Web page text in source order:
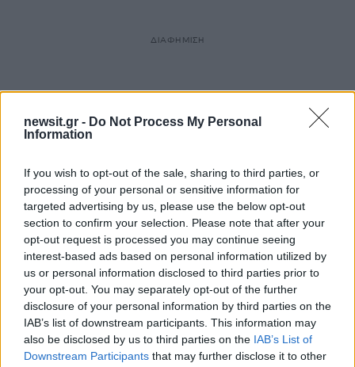
newsit.gr - Do Not Process My Personal
Information
If you wish to opt-out of the sale, sharing to third parties, or
processing of your personal or sensitive information for
targeted advertising by us, please use the below opt-out
section to confirm your selection. Please note that after your
opt-out request is processed you may continue seeing
interest-based ads based on personal information utilized by
us or personal information disclosed to third parties prior to
your opt-out. You may separately opt-out of the further
disclosure of your personal information by third parties on the
IAB’s list of downstream participants. This information may
also be disclosed by us to third parties on the IAB’s List of
Downstream Participants that may further disclose it to other
ΔΙΑΦΗΜΙΣΗ